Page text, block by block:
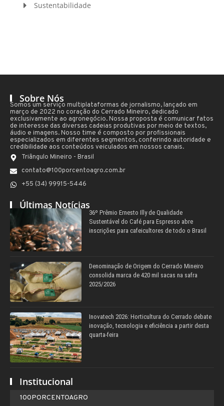
Sustentabilidade
Sobre Nós
Somos um serviço multiplataformas de jornalismo, lançado em
março de 2022 no coração do Cerrado Mineiro, dedicado
exclusivamente ao agronegócio. Nossa proposta é comunicar fatos
de interesse das diversas cadeias produtivas por meio de textos,
áudio e imagens. Nosso time é composto por profissionais
especializados em diferentes segmentos, conferindo autoridade e
credibilidade aos conteúdos veiculados em nossos canais.
Triângulo Mineiro - Brasil
contato@100porcentoagro.com.br
+55 (34) 99915-5446
Últimas Notícias
36º Prêmio Ernesto Illy de Qualidade
Sustentável do Café para Espresso abre
inscrições para cafeicultores de todo o Brasil
Denominação de Origem do Cerrado Mineiro
consolida marca de 420 mil sacas na safra
2025/2026
Inovatech 2026: Horticultura do Cerrado debate
inovação, tecnologia e eficiência a partir desta
quarta-feira
Institucional
100PORCENTOAGRO